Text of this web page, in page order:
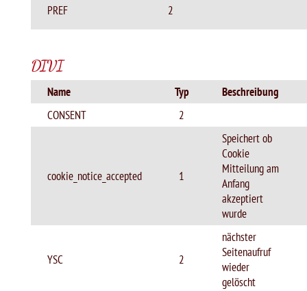
PREF 2
DIVI
Name Typ
Beschreibung
CONSENT
2
cookie_notice_accepted 1
Speichert ob
Cookie
Mitteilung am
Anfang
akzeptiert
wurde
YSC 2
nächster
Seitenaufruf
wieder
gelöscht